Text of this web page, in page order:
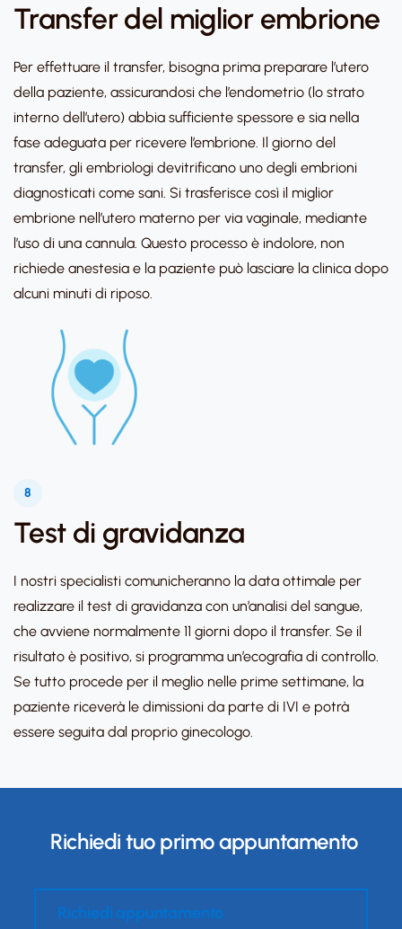
Transfer del miglior embrione
Per effettuare il transfer, bisogna prima preparare l’utero
della paziente, assicurandosi che l’endometrio (lo strato
interno dell’utero) abbia sufficiente spessore e sia nella
fase adeguata per ricevere l’embrione. Il giorno del
transfer, gli embriologi devitrificano uno degli embrioni
diagnosticati come sani. Si trasferisce così il miglior
embrione nell’utero materno per via vaginale, mediante
l’uso di una cannula. Questo processo è indolore, non
richiede anestesia e la paziente può lasciare la clinica dopo
alcuni minuti di riposo.
8
Test di gravidanza
I nostri specialisti comunicheranno la data ottimale per
realizzare il test di gravidanza con un’analisi del sangue,
che avviene normalmente 11 giorni dopo il transfer. Se il
risultato è positivo, si programma un’ecografia di controllo.
Se tutto procede per il meglio nelle prime settimane, la
paziente riceverà le dimissioni da parte di IVI e potrà
essere seguita dal proprio ginecologo.
Richiedi tuo primo appuntamento
Richiedi appuntamento